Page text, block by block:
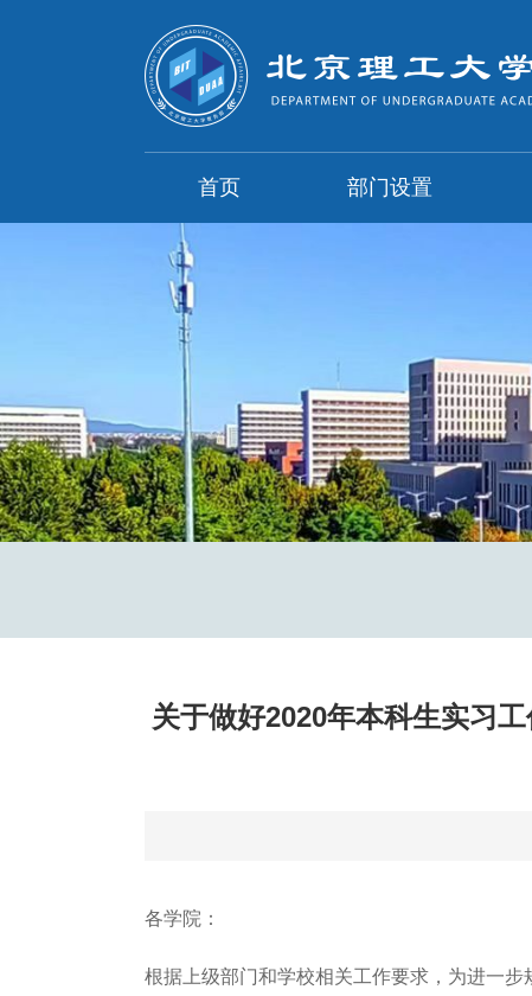
首页 部门设置
关于做好2020年本科生实习
各学院：
根据上级部门和学校相关工作要求，为进一